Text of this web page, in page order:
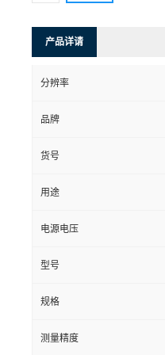
产品详请
分辨率
品牌
货号
用途
电源电压
型号
规格
测量精度